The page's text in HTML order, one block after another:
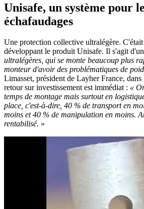
Unisafe, un système pour
échafaudages
Une protection collective ultralégère.
développant le produit Unisafe. Il s'agit d'un
ultralégères, qui se monte beaucoup plus
monteur d'avoir des problématiques de
Limasset, président de Layher France,
retour sur investissement est immédiat : «
temps de montage mais surtout en
place, c'est-à-dire, 40 % de transport en
moins et 40 % de manipulation en moins.
rentabilisé. »